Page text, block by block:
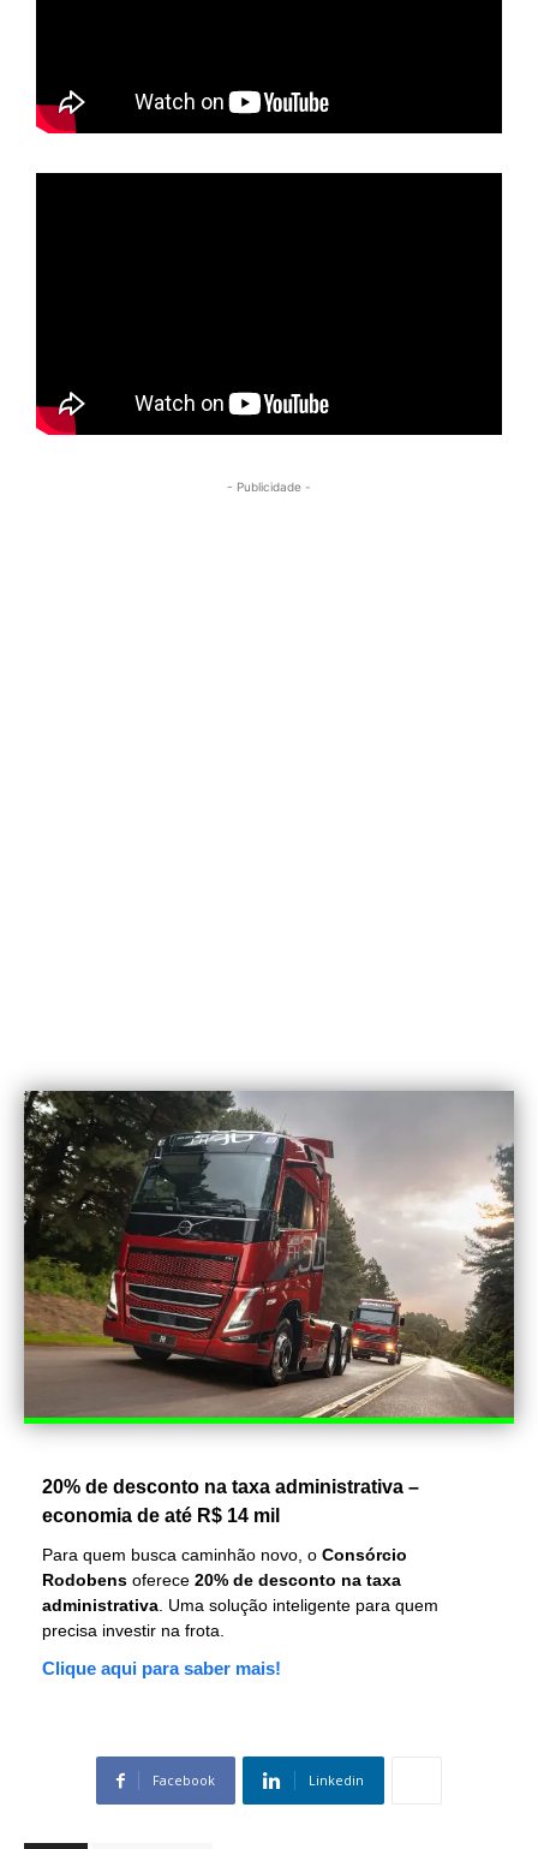
- Publicidade -
20% de desconto na taxa administrativa –
economia de até R$ 14 mil
Para quem busca caminhão novo, o Consórcio
Rodobens oferece 20% de desconto na taxa
administrativa . Uma solução inteligente para quem
precisa investir na frota.
Clique aqui para saber mais!
Facebook Linkedin